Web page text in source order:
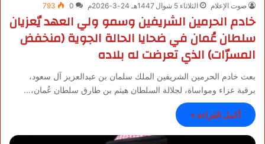
صوت الإعلام الثلاثاء 5 شوال 1447هـ 24-3-2026م 0
793
خادم الحرمين الشريفين وسمو ‎ولي العهد يٌعزيان
سلطان عُمان في ضحايا الحالة الجوية (منخفض
المسرّات) الذي تعرضت له بلاده
بعث خادم الحرمين الشريفين الملك سلمان بن عبدالعزيز آل سعود،
برقية عزاء ومواساة، لجلالة السلطان هيثم بن طارق سلطان عُمان،…
أكمل القراءة »